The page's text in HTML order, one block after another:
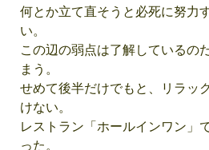
何とか立て直そうと必死に努力
い。
この辺の弱点は了解しているの
まう。
せめて後半だけでもと、リラ
けない。
レストラン「ホールインワン」
った。